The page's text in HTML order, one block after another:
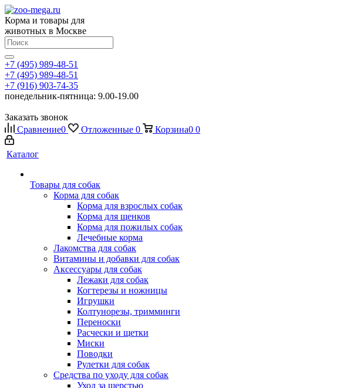
Корма и товары для
животных в Москве
+7 (495) 989-48-51
+7 (495) 989-48-51
+7 (916) 903-74-35
понедельник-пятница: 9.00-19.00
Заказать звонок
Сравнение0 Отложенные 0 Корзина0 0
Каталог
Товары для собак
Корма для собак
Корма для взрослых собак
Корма для щенков
Корма для пожилых собак
Лечебные корма
Лакомства для собак
Витамины и добавки для собак
Аксессуары для собак
Лежаки для собак
Когтерезы и ножницы
Игрушки
Колтунорезы, тримминги
Переноски
Расчески и щетки
Миски
Поводки
Рулетки для собак
Средства по уходу для собак
Уход за шерстью